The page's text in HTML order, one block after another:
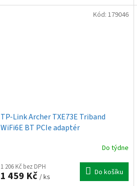
TP-Link Archer TXE73E Triband
WiFi6E BT PCIe adaptér
Do týdne
1 206 Kč bez DPH
1 459 Kč / ks Do košíku
Kód: 179046